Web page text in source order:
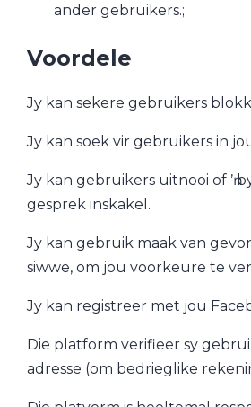
ander gebruikers.;
Voordele
Jy kan sekere gebruikers
Jy kan soek vir gebruikers in
Jy kan gebruikers uitnooi of ŉ
gesprek inskakel.
Jy kan gebruik maak van
siwwe, om jou voorkeure te
Jy kan registreer met jou
Die platform verifieer sy
adresse (om bedrieglike